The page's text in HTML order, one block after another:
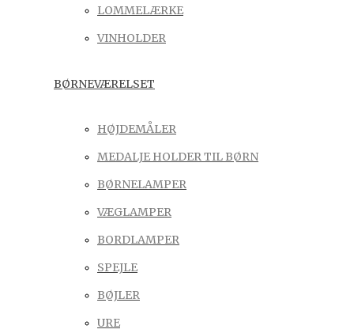
LOMMELÆRKE
VINHOLDER
BØRNEVÆRELSET
HØJDEMÅLER
MEDALJE HOLDER TIL BØRN
BØRNELAMPER
VÆGLAMPER
BORDLAMPER
SPEJLE
BØJLER
URE